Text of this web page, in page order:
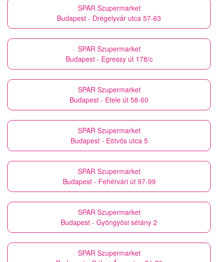
SPAR Szupermarket
Budapest - Drégelyvár utca 57-63
SPAR Szupermarket
Budapest - Egressy út 178/c
SPAR Szupermarket
Budapest - Etele út 58-60
SPAR Szupermarket
Budapest - Eötvös utca 5
SPAR Szupermarket
Budapest - Fehérvári út 97-99
SPAR Szupermarket
Budapest - Gyöngyösi sétány 2
SPAR Szupermarket